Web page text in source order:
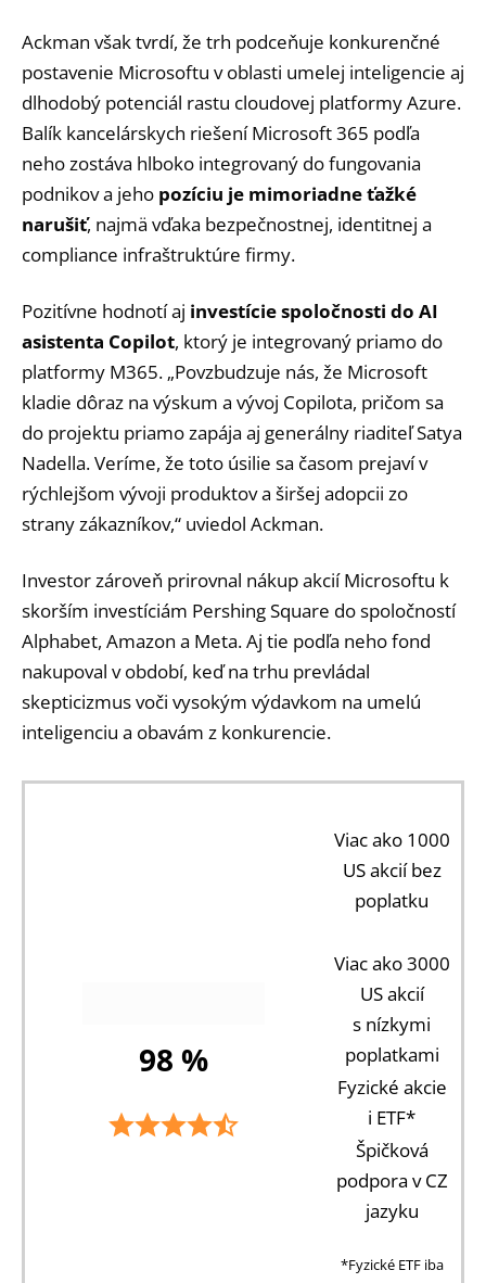
Ackman však tvrdí, že trh podceňuje konkurenčné
postavenie Microsoftu v oblasti umelej inteligencie aj
dlhodobý potenciál rastu cloudovej platformy Azure.
Balík kancelárskych riešení Microsoft 365 podľa
neho zostáva hlboko integrovaný do fungovania
podnikov a jeho pozíciu je mimoriadne ťažké
narušiť, najmä vďaka bezpečnostnej, identitnej a
compliance infraštruktúre firmy.
Pozitívne hodnotí aj investície spoločnosti do AI
asistenta Copilot, ktorý je integrovaný priamo do
platformy M365. „Povzbudzuje nás, že Microsoft
kladie dôraz na výskum a vývoj Copilota, pričom sa
do projektu priamo zapája aj generálny riaditeľ Satya
Nadella. Veríme, že toto úsilie sa časom prejaví v
rýchlejšom vývoji produktov a širšej adopcii zo
strany zákazníkov,“ uviedol Ackman.
Investor zároveň prirovnal nákup akcií Microsoftu k
skorším investíciám Pershing Square do spoločností
Alphabet, Amazon a Meta. Aj tie podľa neho fond
nakupoval v období, keď na trhu prevládal
skepticizmus voči vysokým výdavkom na umelú
inteligenciu a obavám z konkurencie.
98 %
Viac ako 1000
US akcií bez
poplatku
Viac ako 3000
US akcií
s nízkymi
poplatkami
Fyzické akcie
i ETF*
Špičková
podpora v CZ
jazyku
*Fyzické ETF iba